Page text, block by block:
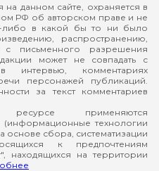
данном сайте, охраняется в
РФ об авторском праве и не
либо в какой бы то ни было
распространению,
письменного разрешения
может не совпадать с
интервью, комментариях
персонажей публикаций.
за текст комментариев
применяются
(информационные технологии
сбора, систематизации
к предпочтениям
находящихся на территории